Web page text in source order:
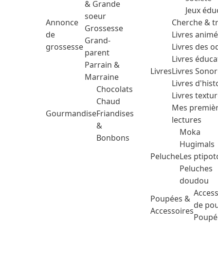
Annonce
de
grossesse
& Grande
soeur
Grossesse
Grand-
parent
Parrain &
Marraine
Gourmandise
Chocolats
Chaud
Friandises
&
Bonbons
Jeux
Livres
Cherche &
Livres
Livres des
Livres
Livres
Livres
Livres
Mes
lectures
Peluche
Moka
Hugimals
Les
Peluches
doudou
Poupées &
Accessoires
de